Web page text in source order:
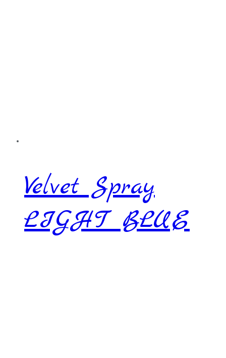
Velvet Spray
LIGHT BLUE